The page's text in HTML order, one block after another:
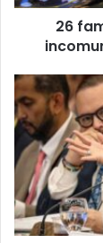
tras
socavón26
En
pausa
nombramiento
Janet
Parra
mientras
el
DSP